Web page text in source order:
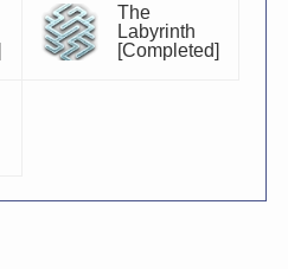
The
Labyrinth
[Completed]